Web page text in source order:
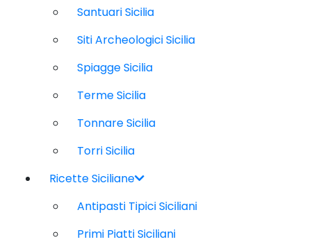
Santuari Sicilia
Siti Archeologici Sicilia
Spiagge Sicilia
Terme Sicilia
Tonnare Sicilia
Torri Sicilia
Ricette Siciliane
Antipasti Tipici Siciliani
Primi Piatti Siciliani